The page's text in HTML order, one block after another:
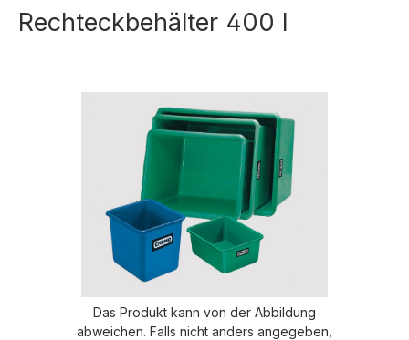
Rechteckbehälter 400 l
Das Produkt kann von der Abbildung
abweichen. Falls nicht anders angegeben,